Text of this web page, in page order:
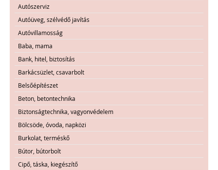
Autószerviz
Autóüveg, szélvédő javítás
Autóvillamosság
Baba, mama
Bank, hitel, biztosítás
Barkácsüzlet, csavarbolt
Belsőépítészet
Beton, betontechnika
Biztonságtechnika, vagyonvédelem
Bölcsöde, óvoda, napközi
Burkolat, terméskő
Bútor, bútorbolt
Cipő, táska, kiegészítő